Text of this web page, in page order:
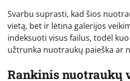
Svarbu suprasti, kad šios
vietą, bet ir lėtina galerijos
indeksuoti visus failus, todėl
užtrunka nuotraukų paieška ar
Rankinis nuotraukų